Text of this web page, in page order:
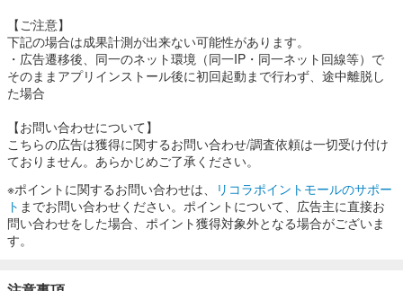
【ご注意】
下記の場合は成果計測が出来ない可能性があります。
・広告遷移後、同一のネット環境（同一IP・同一ネット回線等）で
そのままアプリインストール後に初回起動まで行わず、途中離脱し
た場合
【お問い合わせについて】
こちらの広告は獲得に関するお問い合わせ/調査依頼は一切受け付け
ておりません。あらかじめご了承ください。
※ポイントに関するお問い合わせは、
リコラポイントモールのサポー
ト までお問い合わせください。ポイントについて、広告主に直接お
問い合わせをした場合、ポイント獲得対象外となる場合がございま
す。